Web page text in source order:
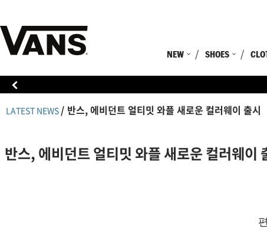
NEW SHOES
LATEST NEWS 반스, 에비던트 얼티밋 와플 새로운 컬러웨이 출시
반스, 에비던트 얼티밋 와플 새로운 컬러웨이